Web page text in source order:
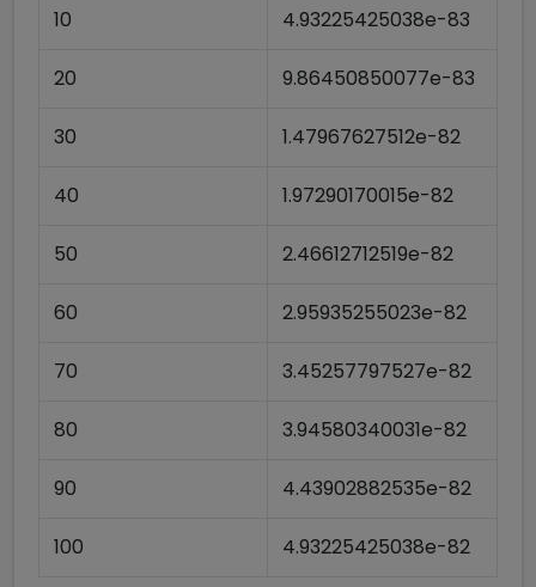
10 4.93225425038e-83
20 9.86450850077e-83
30 1.47967627512e-82
40 1.97290170015e-82
50 2.46612712519e-82
60 2.95935255023e-82
70 3.45257797527e-82
80 3.94580340031e-82
90 4.43902882535e-82
100 4.93225425038e-82